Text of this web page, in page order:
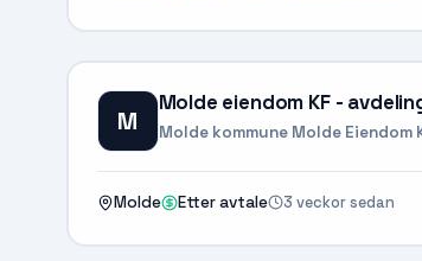
M
Molde eiendom KF -
Molde kommune Molde Eiendom
Molde Etter avtale 3 veckor sedan